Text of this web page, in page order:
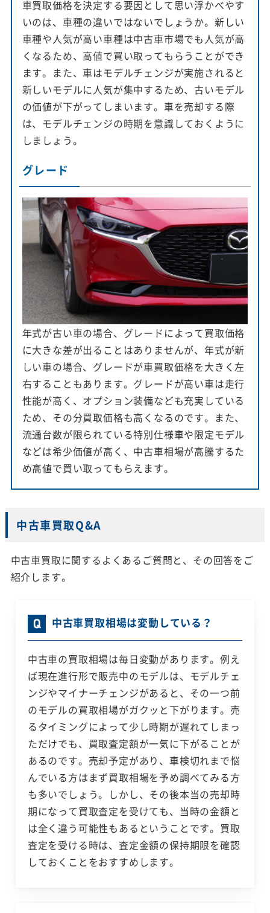
車買取価格を決定する要因として思い浮かべやす
いのは、車種の違いではないでしょうか。新しい
車種や人気が高い車種は中古車市場でも人気が高
くなるため、高値で買い取ってもらうことができ
ます。また、車はモデルチェンジが実施されると
新しいモデルに人気が集中するため、古いモデル
の価値が下がってしまいます。車を売却する際
は、モデルチェンジの時期を意識しておくように
しましょう。
グレード
年式が古い車の場合、グレードによって買取価格
に大きな差が出ることはありませんが、年式が新
しい車の場合、グレードが車買取価格を大きく左
右することもあります。グレードが高い車は走行
性能が高く、オプション装備なども充実している
ため、その分買取価格も高くなるのです。また、
流通台数が限られている特別仕様車や限定モデル
などは希少価値が高く、中古車相場が高騰するた
め高値で買い取ってもらえます。
中古車買取Q&A
中古車買取に関するよくあるご質問と、その回答をご
紹介します。
中古車買取相場は変動している？
中古車の買取相場は毎日変動があります。例え
ば現在進行形で販売中のモデルは、モデルチェ
ンジやマイナーチェンジがあると、その一つ前
のモデルの買取相場がガクッと下がります。売
るタイミングによって少し時期が遅れてしまっ
ただけでも、買取査定額が一気に下がることが
あるのです。売却予定があり、車検切れまで悩
んでいる方はまず買取相場を予め調べてみる方
も多いでしょう。しかし、その後本当の売却時
期になって買取査定を受けても、当時の金額と
は全く違う可能性もあるということです。買取
査定を受ける時は、査定金額の保持期限を確認
しておくことをおすすめします。